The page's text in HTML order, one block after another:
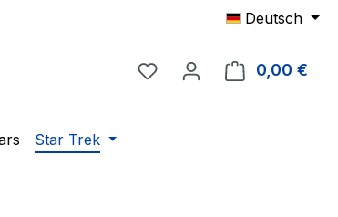
Deutsch
Du hast 0 Produkte auf
0,00 €
Star Trek